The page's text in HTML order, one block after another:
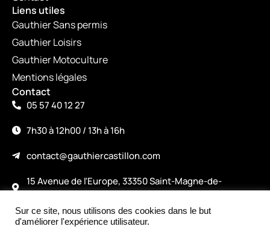
Liens utiles
Gauthier Sans permis
Gauthier Loisirs
Gauthier Motoculture
Mentions légales
Contact
05 57 40 12 27
7h30 à 12h00 / 13h à 16h
contact@gauthiercastillon.com
15 Avenue de l'Europe, 33350 Saint-Magne-de-
Castillon
©2026
Sur ce site, nous utilisons des cookies dans le but
d'améliorer l'expérience utilisateur.